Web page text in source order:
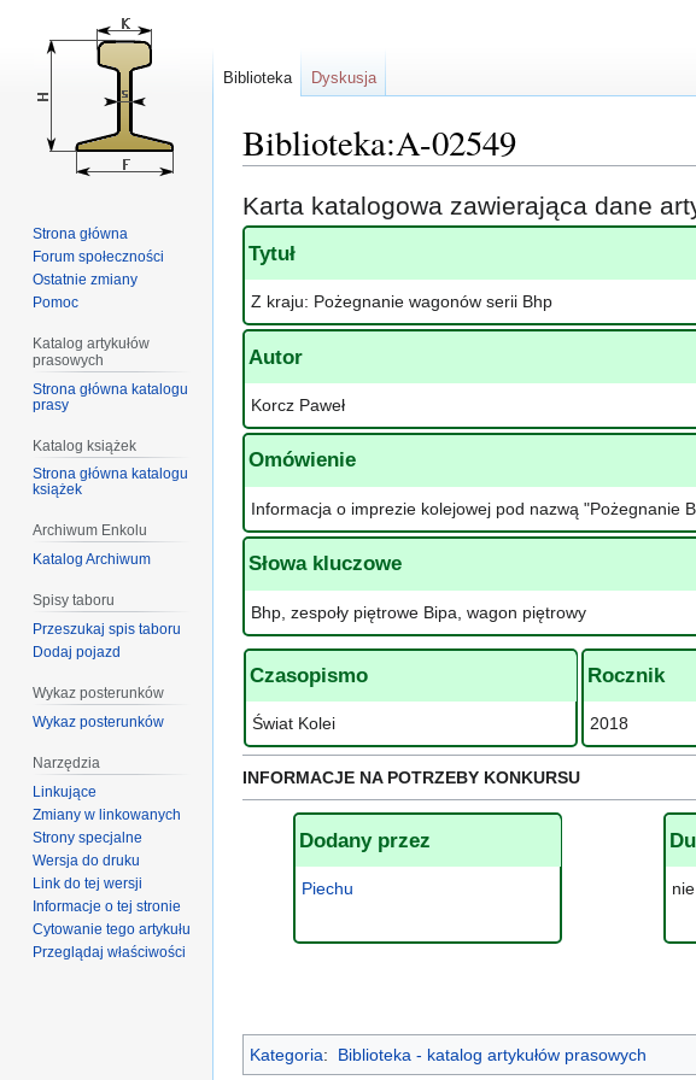
Biblioteka:A-02549
Przejdź
do
nawigacji
Przejdź
do
wyszukiwania
Karta katalogowa zawierająca dane
Tytuł
Z kraju: Pożegnanie wagonów serii Bhp
Autor
Korcz Paweł
Omówienie
Informacja o imprezie kolejowej pod nazwą "Pożegnanie
Słowa kluczowe
Bhp, zespoły piętrowe Bipa, wagon piętrowy
Czasopismo
Świat Kolei
Rocznik
2018
INFORMACJE NA POTRZEBY KONKURSU
Dodany przez
Piechu nie
Kategoria: Biblioteka - katalog artykułów prasowych
Biblioteka Dyskusja
Strona główna
Forum społeczności
Ostatnie zmiany
Pomoc
Katalog artykułów
prasowych
Strona główna katalogu
prasy
Katalog książek
Strona główna katalogu
książek
Archiwum Enkolu
Katalog Archiwum
Spisy taboru
Przeszukaj spis taboru
Dodaj pojazd
Wykaz posterunków
Wykaz posterunków
Narzędzia
Linkujące
Zmiany w linkowanych
Strony specjalne
Wersja do druku
Link do tej wersji
Informacje o tej stronie
Cytowanie tego artykułu
Przeglądaj właściwości